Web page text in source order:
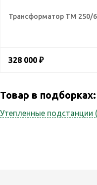
Трансформатор ТМ 250/
328 000 ₽
Товар в подборках:
Утепленные